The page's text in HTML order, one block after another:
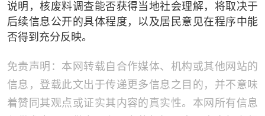
说明，核废料调查能否获得当地社会理解，将取决于
后续信息公开的具体程度，以及居民意见在程序中能
否得到充分反映。
免责声明：本网转载自合作媒体、机构或其他网站的
信息，登载此文出于传递更多信息之目的，并不意味
着赞同其观点或证实其内容的真实性。本网所有信息